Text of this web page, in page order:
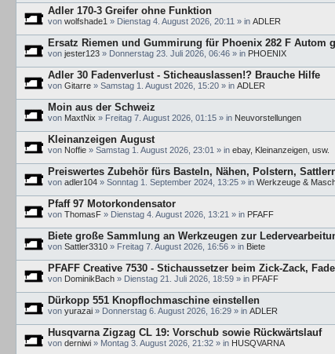
Adler 170-3 Greifer ohne Funktion
von wolfshade1 » Dienstag 4. August 2026, 20:11 » in ADLER
Ersatz Riemen und Gummirung für Phoenix 282 F Autom
von jester123 » Donnerstag 23. Juli 2026, 06:46 » in PHOENIX
Adler 30 Fadenverlust - Sticheauslassen!? Brauche Hilfe
von Gitarre » Samstag 1. August 2026, 15:20 » in ADLER
Moin aus der Schweiz
von MaxtNix » Freitag 7. August 2026, 01:15 » in Neuvorstellungen
Kleinanzeigen August
von Noffie » Samstag 1. August 2026, 23:01 » in ebay, Kleinanzeigen, usw.
Preiswertes Zubehör fürs Basteln, Nähen, Polstern,
von adler104 » Sonntag 1. September 2024, 13:25 » in Werkzeuge &
Pfaff 97 Motorkondensator
von ThomasF » Dienstag 4. August 2026, 13:21 » in PFAFF
Biete große Sammlung an Werkzeugen zur
von Sattler3310 » Freitag 7. August 2026, 16:56 » in Biete
PFAFF Creative 7530 - Stichaussetzer beim Zick-Zack,
von DominikBach » Dienstag 21. Juli 2026, 18:59 » in PFAFF
Dürkopp 551 Knopflochmaschine einstellen
von yurazai » Donnerstag 6. August 2026, 16:29 » in ADLER
Husqvarna Zigzag CL 19: Vorschub sowie Rückwärtslauf
von derniwi » Montag 3. August 2026, 21:32 » in HUSQVARNA